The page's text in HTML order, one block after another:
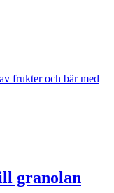
frukter och bär med
granolan